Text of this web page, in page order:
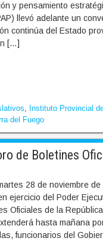
y pensamiento
llevó adelante un
continúa del Estado
[…]
, Instituto Provincial
del Fuego
de Boletines
28 de noviembre
ejercicio del Poder
Oficiales de la
hasta mañana
funcionarios del